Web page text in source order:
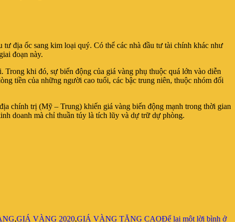
địa ốc sang kim loại quý. Có thể các nhà đầu tư tài chính khác như
đoạn này.
khi đó, sự biến động của giá vàng phụ thuộc quá lớn vào diễn
tiền của những người cao tuổi, các bậc trung niên, thuộc nhóm đối
chính trị (Mỹ – Trung) khiến giá vàng biến động mạnh trong thời gian
doanh mà chỉ thuần túy là tích lũy và dự trữ dự phòng.
,GIÁ VÀNG 2020,GIÁ VÀNG TĂNG CAOĐể lại một lời bình ở